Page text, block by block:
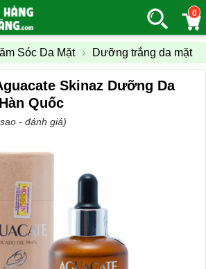
0
Sóc Da Mặt › Dưỡng trắng da mặt
Skinaz Dưỡng Da
Quốc
- đánh giá)